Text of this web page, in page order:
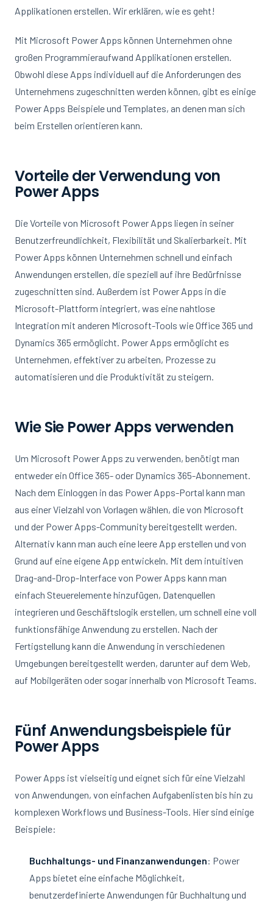
Applikationen erstellen. Wir erklären, wie es geht!
Mit Microsoft Power Apps können Unternehmen ohne
großen Programmieraufwand Applikationen erstellen.
Obwohl diese Apps individuell auf die Anforderungen des
Unternehmens zugeschnitten werden können, gibt es einige
Power Apps Beispiele und Templates, an denen man sich
beim Erstellen orientieren kann.
Vorteile der Verwendung von
Power Apps
Die Vorteile von Microsoft Power Apps liegen in seiner
Benutzerfreundlichkeit, Flexibilität und Skalierbarkeit. Mit
Power Apps können Unternehmen schnell und einfach
Anwendungen erstellen, die speziell auf ihre Bedürfnisse
zugeschnitten sind. Außerdem ist Power Apps in die
Microsoft-Plattform integriert, was eine nahtlose
Integration mit anderen Microsoft-Tools wie Office 365 und
Dynamics 365 ermöglicht. Power Apps ermöglicht es
Unternehmen, effektiver zu arbeiten, Prozesse zu
automatisieren und die Produktivität zu steigern.
Wie Sie Power Apps verwenden
Um Microsoft Power Apps zu verwenden, benötigt man
entweder ein Office 365- oder Dynamics 365-Abonnement.
Nach dem Einloggen in das Power Apps-Portal kann man
aus einer Vielzahl von Vorlagen wählen, die von Microsoft
und der Power Apps-Community bereitgestellt werden.
Alternativ kann man auch eine leere App erstellen und von
Grund auf eine eigene App entwickeln. Mit dem intuitiven
Drag-and-Drop-Interface von Power Apps kann man
einfach Steuerelemente hinzufügen, Datenquellen
integrieren und Geschäftslogik erstellen, um schnell eine voll
funktionsfähige Anwendung zu erstellen. Nach der
Fertigstellung kann die Anwendung in verschiedenen
Umgebungen bereitgestellt werden, darunter auf dem Web,
auf Mobilgeräten oder sogar innerhalb von Microsoft Teams.
Fünf Anwendungsbeispiele für
Power Apps
Power Apps ist vielseitig und eignet sich für eine Vielzahl
von Anwendungen, von einfachen Aufgabenlisten bis hin zu
komplexen Workflows und Business-Tools. Hier sind einige
Beispiele:
Buchhaltungs- und Finanzanwendungen: Power
Apps bietet eine einfache Möglichkeit,
benutzerdefinierte Anwendungen für Buchhaltung und